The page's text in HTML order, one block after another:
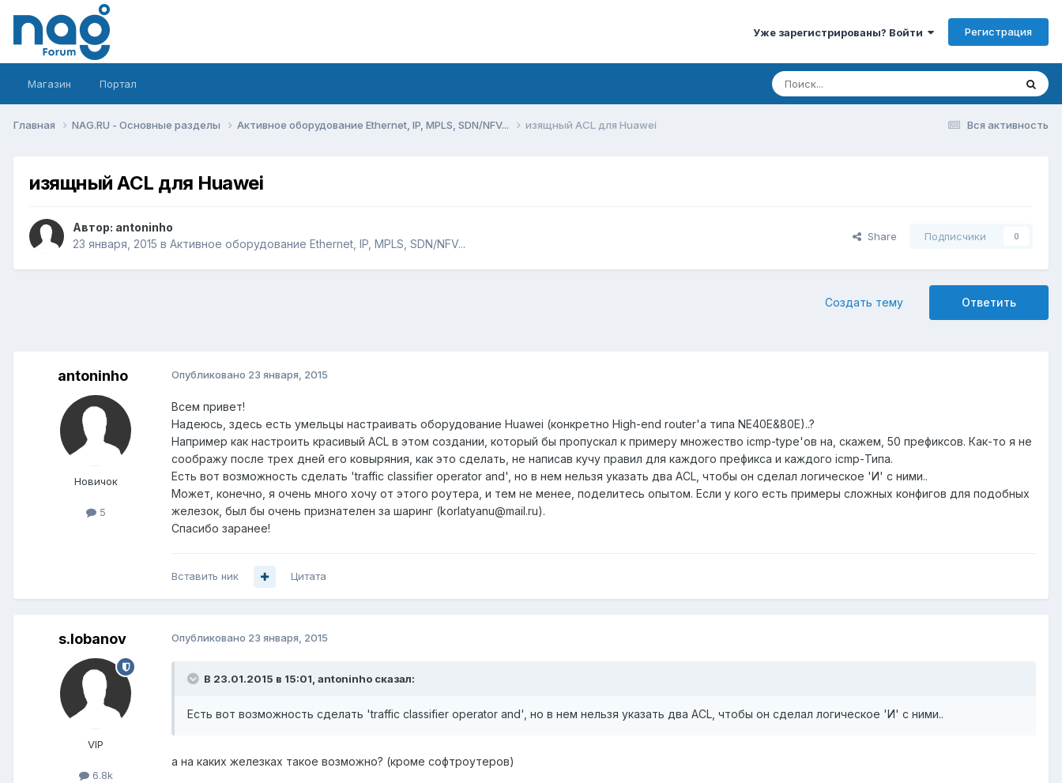
Уже зарегистрированы? Войти Регистрация
Магазин Портал
Вся активность
Главная NAG.RU - Основные разделы Активное оборудование Ethernet, IP, MPLS, SDN/NFV... изящный ACL для Huawei
изящный ACL для Huawei
Автор: antoninho
23 января, 2015 в Активное оборудование Ethernet, IP, MPLS, SDN/NFV...
Share Подписчики 0
Ответить
Создать тему
antoninho
Новичок
5
Опубликовано 23 января, 2015
Всем привет!
Надеюсь, здесь есть умельцы настраивать оборудование Huawei (конкретно High-end router'а типа NE40E&80E)..?
Например как настроить красивый ACL в этом создании, который бы пропускал к примеру множество icmp-type'ов на, скажем, 50 префиксов. Как-то я не
соображу после трех дней его ковыряния, как это сделать, не написав кучу правил для каждого префикса и каждого icmp-Типа.
Есть вот возможность сделать 'traffic classifier operator and', но в нем нельзя указать два ACL, чтобы он сделал логическое 'И' с ними..
Может, конечно, я очень много хочу от этого роутера, и тем не менее, поделитесь опытом. Если у кого есть примеры сложных конфигов для подобных
железок, был бы очень признателен за шаринг (korlatyanu@mail.ru).
Спасибо заранее!
Вставить ник Цитата
s.lobanov
VIP
6.8k
Опубликовано 23 января, 2015
В 23.01.2015 в 15:01, antoninho сказал:
Есть вот возможность сделать 'traffic classifier operator and', но в нем нельзя указать два ACL, чтобы он сделал логическое 'И' с ними..
а на каких железках такое возможно? (кроме софтроутеров)